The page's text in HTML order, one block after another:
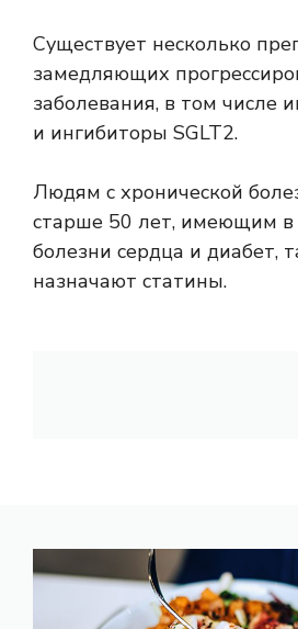
Существует несколько
замедляющих
заболевания, в том числе
и ингибиторы SGLT2.
Людям с хронической
старше 50 лет, имеющим в
болезни сердца и диабет,
назначают статины.